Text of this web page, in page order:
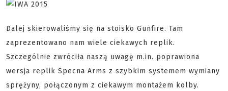
Dalej skierowaliśmy się na stoisko Gunfire. Tam
zaprezentowano nam wiele ciekawych replik.
Szczególnie zwróciła naszą uwagę m.in. poprawiona
wersja replik Specna Arms z szybkim systemem wymiany
sprężyny, połączonym z ciekawym montażem kolby.